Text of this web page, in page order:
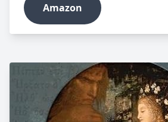
Amazon